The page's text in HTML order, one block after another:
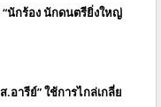
นักร้อง นักดนตรียิ่งใหญ่
อารีย์” ใช้การไกล่เกลี่ย